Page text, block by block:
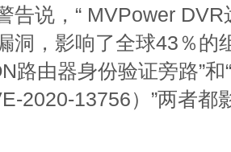
告说，“ MVPower DVR
洞，影响了全球43％的
路由器身份验证旁路”
2020-13756）”两者都